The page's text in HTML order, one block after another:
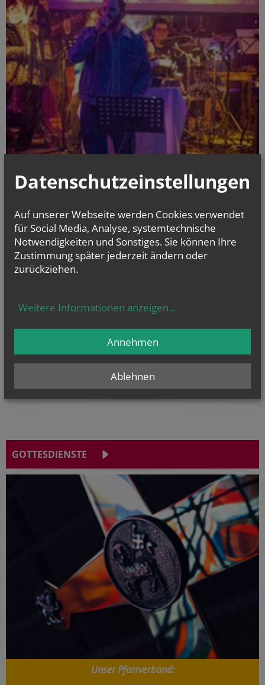
mehr
NAMENSTAGE
Hl. Dominikus, Hl. Cyriakus, , Vierzehn heilige Nothelfer, Hl.
Hildiger, Hl....
Evangelium
Mt 17, 14b–20
Wenn ihr Glauben habt, wird euch nichts unmöglich sein
GOTTESDIENSTE
Unser Pfarrverband:
Datenschutzeinstellungen
Auf unserer Webseite werden Cookies verwendet
für Social Media, Analyse, systemtechnische
Notwendigkeiten und Sonstiges. Sie können Ihre
Zustimmung später jederzeit ändern oder
zurückziehen.
Weitere Informationen anzeigen...
Ablehnen
Annehmen